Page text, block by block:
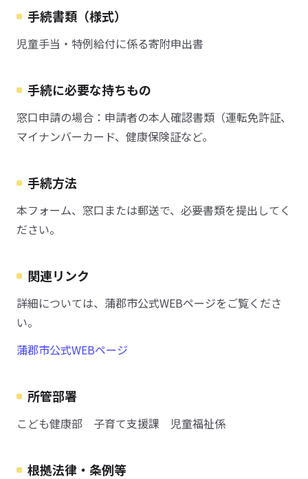
手続書類（様式）
児童手当・特例給付に係る寄附申出書
手続に必要な持ちもの
窓口申請の場合：申請者の本人確認書類（運転免許証、
マイナンバーカード、健康保険証など。
手続方法
本フォーム、窓口または郵送で、必要書類を提出してく
ださい。
関連リンク
詳細については、蒲郡市公式WEBページをご覧くださ
い。
蒲郡市公式WEBページ
所管部署
こども健康部 子育て支援課 児童福祉係
根拠法律・条例等